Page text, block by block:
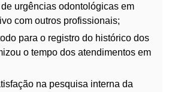
urgências odontológicas em
com outros profissionais;
para o registro do histórico dos
o tempo dos atendimentos em
na pesquisa interna da